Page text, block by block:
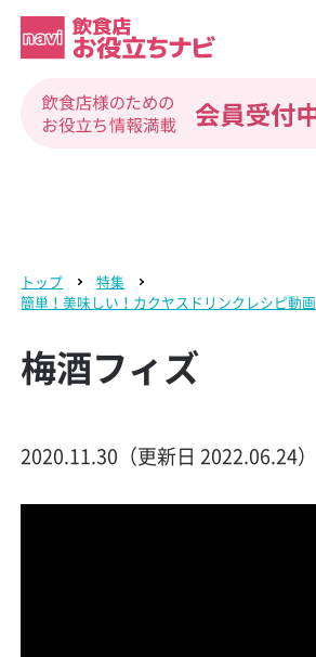
トップ
特集
簡単！美味しい！カクヤスドリンクレシピ動画
梅酒フィズ
2020.11.30（更新日 2022.06.24）